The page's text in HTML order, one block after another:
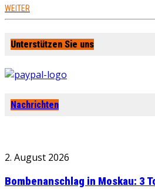
WEITER
Unterstützen Sie uns
Nachrichten
2. August 2026
Bombenanschlag in Moskau: 3